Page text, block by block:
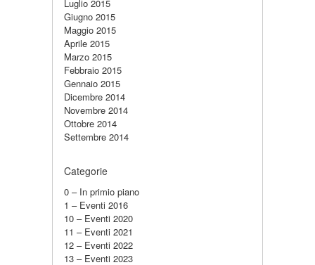
Luglio 2015
Giugno 2015
Maggio 2015
Aprile 2015
Marzo 2015
Febbraio 2015
Gennaio 2015
Dicembre 2014
Novembre 2014
Ottobre 2014
Settembre 2014
Categorie
0 – In primio piano
1 – Eventi 2016
10 – Eventi 2020
11 – Eventi 2021
12 – Eventi 2022
13 – Eventi 2023